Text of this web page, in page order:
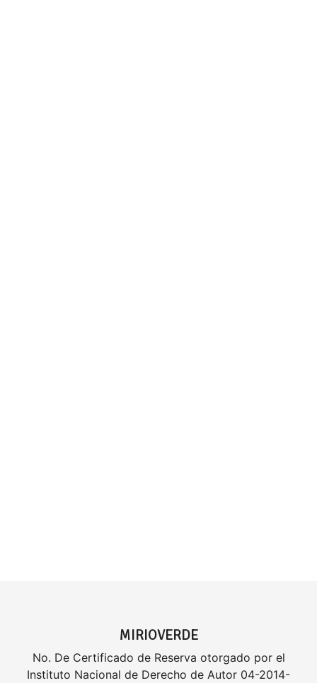
MIRIOVERDE
No. De Certificado de Reserva otorgado por el
Instituto Nacional de Derecho de Autor 04-2014-